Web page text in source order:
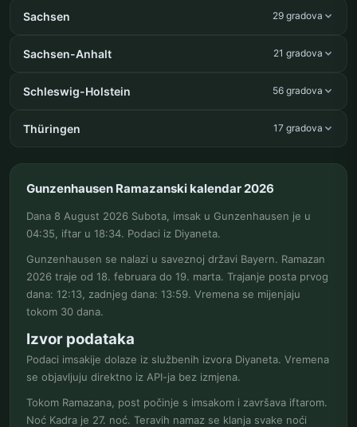
Sachsen 29 gradova
Sachsen-Anhalt 21 gradova
Schleswig-Holstein 56 gradova
Thüringen 17 gradova
Gunzenhausen Ramazanski kalendar 2026
Dana 8 August 2026 Subota, imsak u Gunzenhausen je u
04:35, iftar u 18:34. Podaci iz Diyaneta.
Gunzenhausen se nalazi u saveznoj državi Bayern. Ramazan
2026 traje od 18. februara do 19. marta. Trajanje posta prvog
dana: 12:13, zadnjeg dana: 13:59. Vremena se mijenjaju
tokom 30 dana.
Izvor podataka
Podaci imsakije dolaze iz službenih izvora Diyaneta. Vremena
se objavljuju direktno iz API-ja bez izmjena.
Tokom Ramazana, post počinje s imsakom i završava iftarom.
Noć Kadra je 27. noć. Teravih namaz se klanja svake noći